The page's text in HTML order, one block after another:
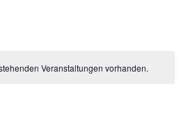
Veranstaltungen vorhanden.